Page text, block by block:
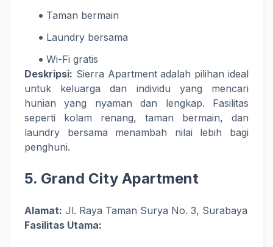
Taman bermain
Laundry bersama
Wi-Fi gratis
Deskripsi: Sierra Apartment adalah pilihan ideal
untuk keluarga dan individu yang mencari
hunian yang nyaman dan lengkap. Fasilitas
seperti kolam renang, taman bermain, dan
laundry bersama menambah nilai lebih bagi
penghuni.
5. Grand City Apartment
Alamat: Jl. Raya Taman Surya No. 3, Surabaya
Fasilitas Utama: